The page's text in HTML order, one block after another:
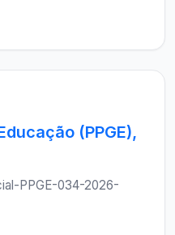
(PPGE),
PPGE-034-2026-